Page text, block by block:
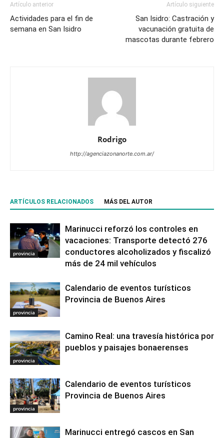
Artículo anterior
Actividades para el fin de
semana en San Isidro
Artículo siguiente
San Isidro: Castración y
vacunación gratuita de
mascotas durante febrero
Rodrigo
http://agenciazonanorte.com.ar/
ARTÍCULOS RELACIONADOS MÁS DEL AUTOR
provincia
Marinucci reforzó los controles en
vacaciones: Transporte detectó 276
conductores alcoholizados y fiscalizó
más de 24 mil vehículos
provincia
Calendario de eventos turísticos
Provincia de Buenos Aires
provincia
Camino Real: una travesía histórica por
pueblos y paisajes bonaerenses
provincia
Calendario de eventos turísticos
Provincia de Buenos Aires
Marinucci entregó cascos en San